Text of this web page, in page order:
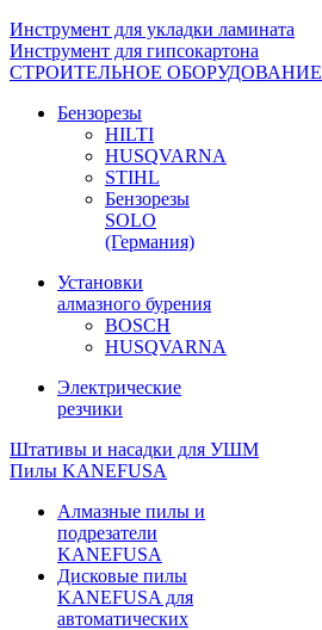
Инструмент для укладки ламината
Инструмент для гипсокартона
СТРОИТЕЛЬНОЕ ОБОРУДОВАНИЕ
Бензорезы
HILTI
HUSQVARNA
STIHL
Бензорезы
SOLO
(Германия)
Установки
алмазного бурения
BOSCH
HUSQVARNA
Электрические
резчики
Штативы и насадки для УШМ
Пилы KANEFUSA
Алмазные пилы и
подрезатели
KANEFUSA
Дисковые пилы
KANEFUSA для
автоматических